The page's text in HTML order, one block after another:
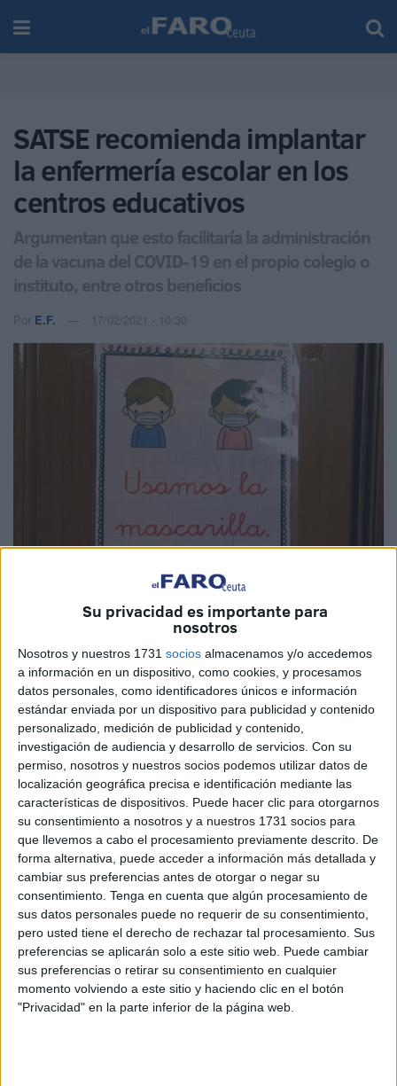
Su privacidad es importante para
nosotros
Nosotros y nuestros 1731 socios almacenamos y/o accedemos
a información en un dispositivo, como cookies, y procesamos
datos personales, como identificadores únicos e información
estándar enviada por un dispositivo para publicidad y contenido
personalizado, medición de publicidad y contenido,
investigación de audiencia y desarrollo de servicios. Con su
permiso, nosotros y nuestros socios podemos utilizar datos de
localización geográfica precisa e identificación mediante las
características de dispositivos. Puede hacer clic para otorgarnos
su consentimiento a nosotros y a nuestros 1731 socios para
que llevemos a cabo el procesamiento previamente descrito. De
forma alternativa, puede acceder a información más detallada y
cambiar sus preferencias antes de otorgar o negar su
consentimiento. Tenga en cuenta que algún procesamiento de
sus datos personales puede no requerir de su consentimiento,
pero usted tiene el derecho de rechazar tal procesamiento. Sus
preferencias se aplicarán solo a este sitio web. Puede cambiar
sus preferencias o retirar su consentimiento en cualquier
momento volviendo a este sitio y haciendo clic en el botón
"Privacidad" en la parte inferior de la página web.
SATSE recomienda implantar
la enfermería escolar en los
centros educativos
Argumentan que esto facilitaría la administración
de la vacuna del COVID-19 en el propio colegio o
instituto, entre otros beneficios
Por E.F. 17/02/2021 - 10:30
Imagen de Archivo
El Sindicato de Enfermería,SATSE, parte una lanza en
favor de implantar la enfermería escolar en la mayoría de
centros de Ceuta. Algo que, dicen, "facilitará" la
vacunación de los docentes contra elCOVID-19en el
mismo entorno en el que desarrollan su labor. "Tras
conocerse que los 760.000 profesores que trabajan en los
más de 34.000centros educativosexistentes en nuestro
país se han incluido en el grupo de trabajadores
esenciales a los que se irá administrando la vacuna de
AstraZeneca". El sindicato incide, además, en que la
implantación generalizada de la enfermera escolar
conlleva que pueda encargarse también de la
administración de la vacuna del COVID-19 en el propio
colegio o instituto.